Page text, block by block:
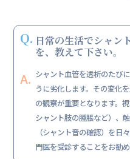
日常の生活でシャン
を、教えて下さい。
シャント血管を透析のたび
うに劣化します。その変化
の観察が重要となります。
シャント肢の腫脹など）、
（シャント音の確認）を日
門医を受診することをお勧め